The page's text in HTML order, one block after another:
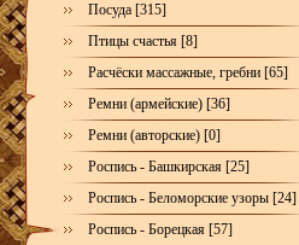
Посуда [315]
Птицы счастья [8]
Расчёски массажные, гребни [65]
Ремни (армейские) [36]
Ремни (авторские) [0]
Роспись - Башкирская [25]
Роспись - Беломорские узоры [24]
Роспись - Борецкая [57]